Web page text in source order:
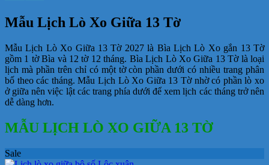
Mẫu Lịch Lò Xo Giữa 13 Tờ
Mẫu Lịch Lò Xo Giữa 13 Tờ 2027 là Bìa Lịch Lò Xo gắn 13 Tờ
gồm 1 tờ Bìa và 12 tờ 12 tháng. Bìa Lịch Lò Xo Giữa 13 Tờ là loại
lịch mà phần trên chỉ có một tờ còn phần dưới có nhiều trang phân
bố theo các tháng. Mẫu Lịch Lò Xo Giữa 13 Tờ nhờ có phần lò xo
ở giữa nên việc lật các trang phía dưới để xem lịch các tháng trở nên
dễ dàng hơn.
MẪU LỊCH LÒ XO GIỮA 13 TỜ
Sale